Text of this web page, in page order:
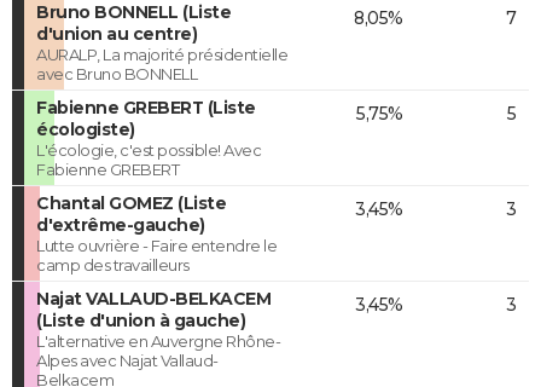
Bruno BONNELL (Liste
d'union au centre)
AURALP, La majorité présidentielle
avec Bruno BONNELL
8,05% 7
Fabienne GREBERT (Liste
écologiste)
L'écologie, c'est possible! Avec
Fabienne GREBERT
5,75% 5
Chantal GOMEZ (Liste
d'extrême-gauche)
Lutte ouvrière - Faire entendre le
camp des travailleurs
3,45% 3
Najat VALLAUD-BELKACEM
(Liste d'union à gauche)
L'alternative en Auvergne Rhône-
Alpes avec Najat Vallaud-
Belkacem
3,45% 3